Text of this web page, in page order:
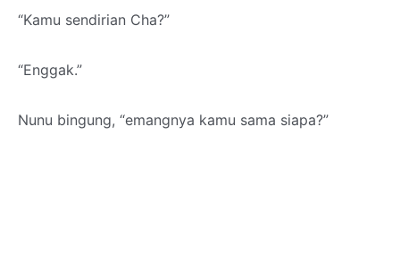
“Kamu sendirian Cha?”
“Enggak.”
Nunu bingung, “emangnya kamu sama siapa?”